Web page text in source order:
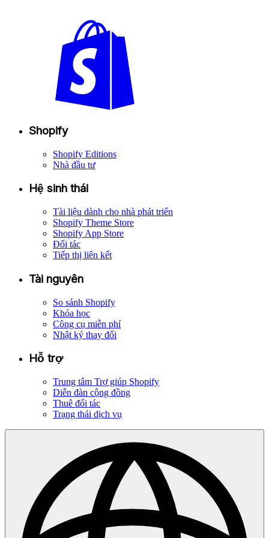
Shopify
Shopify Editions
Nhà đầu tư
Hệ sinh thái
Tài liệu dành cho nhà phát triển
Shopify Theme Store
Shopify App Store
Đối tác
Tiếp thị liên kết
Tài nguyên
So sánh Shopify
Khóa học
Công cụ miễn phí
Nhật ký thay đổi
Hỗ trợ
Trung tâm Trợ giúp Shopify
Diễn đàn cộng đồng
Thuê đối tác
Trạng thái dịch vụ